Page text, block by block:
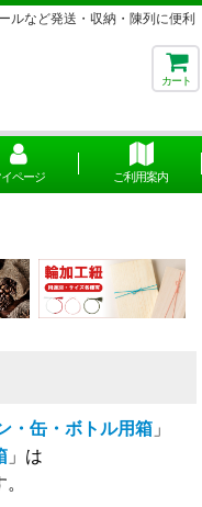
ルなど発送・収納・陳列に便利
カート
ページ ご利用案内
・缶・ボトル用箱 」
」は